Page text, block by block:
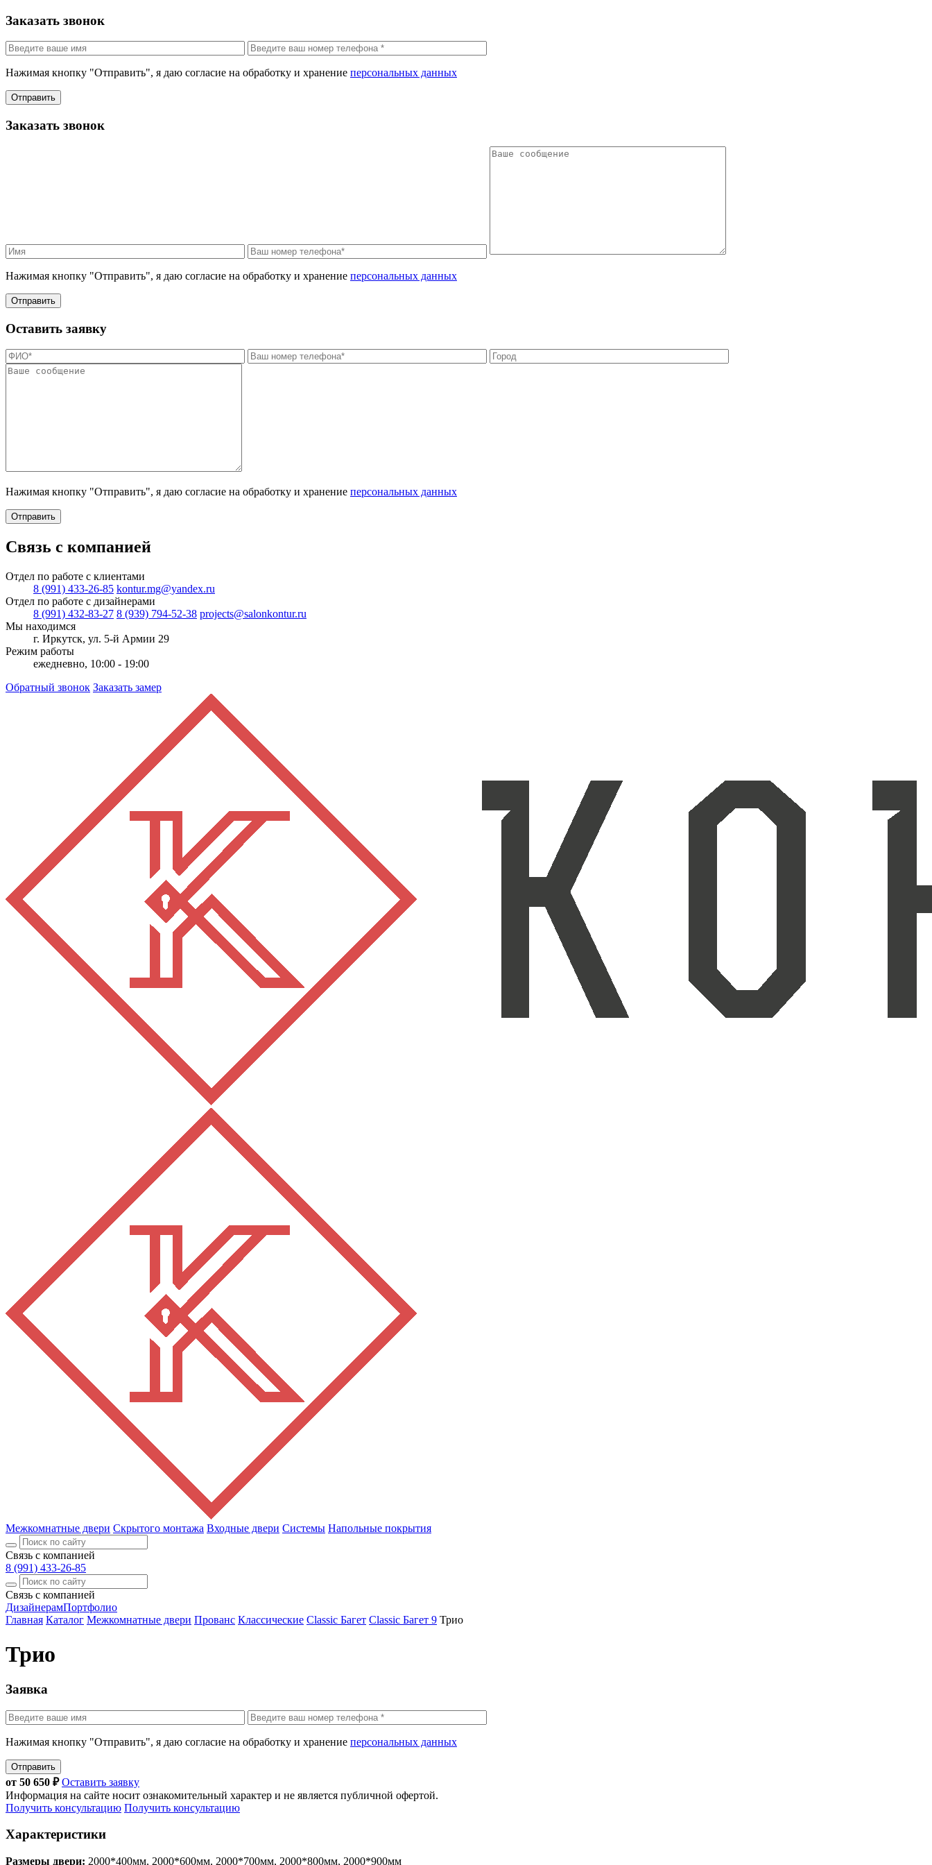
Заказать звонок
Нажимая кнопку "Отправить", я даю согласие на обработку и хранение персональных данных
Отправить
Заказать звонок
Нажимая кнопку "Отправить", я даю согласие на обработку и хранение персональных данных
Отправить
Оставить заявку
Нажимая кнопку "Отправить", я даю согласие на обработку и хранение персональных данных
Отправить
Связь с компанией
Отдел по работе с клиентами
8 (991) 433-26-85 kontur.mg@yandex.ru
Отдел по работе с дизайнерами
8 (991) 432-83-27 8 (939) 794-52-38 projects@salonkontur.ru
Мы находимся
г. Иркутск, ул. 5-й Армии 29
Режим работы
ежедневно, 10:00 - 19:00
Обратный звонок Заказать замер
Межкомнатные двери Скрытого монтажа Входные двери Системы Напольные покрытия
Связь с компанией
8 (991) 433-26-85
Связь с компанией
ДизайнерамПортфолио
Главная Каталог Межкомнатные двери Прованс Классические Classic Багет Classic Багет 9 Трио
Трио
Заявка
Нажимая кнопку "Отправить", я даю согласие на обработку и хранение персональных данных
Отправить
от 50 650 ₽Оставить заявку
Информация на сайте носит ознакомительный характер и не является публичной офертой.
Получить консультацию Получить консультацию
Характеристики
Размеры двери: 2000*400мм, 2000*600мм, 2000*700мм, 2000*800мм, 2000*900мм